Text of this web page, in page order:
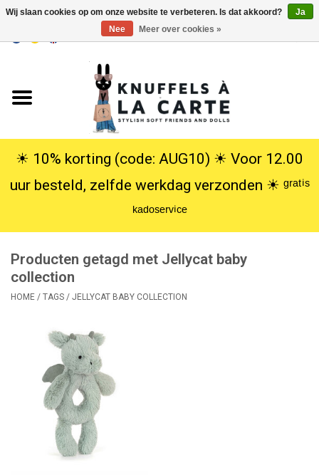
USD
Knuffels
Poppen
SALE
Cadeauservice
Lookbooks
☀︎ 10% korting (code: AUG10) ☀︎ Voor 12.00
uur besteld, zelfde werkdag verzonden ☀︎ ᵍʳᵃᵗⁱˢ
ᵏᵃᵈᵒˢᵉʳᵛⁱᶜᵉ
Producten getagd met Jellycat baby
collection
HOME / TAGS / JELLYCAT BABY COLLECTION
Wij slaan cookies op om onze website te verbeteren. Is dat akkoord?
Ja
Nee
Meer over cookies »